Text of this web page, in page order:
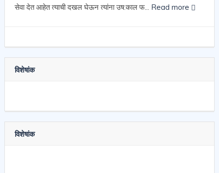
सेवा देत आहेत त्याची दखल घेऊन त्यांना उष:काल फ... Read more
विशेषांक
विशेषांक